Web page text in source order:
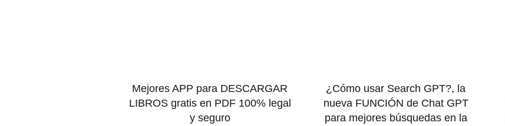
Mejores APP para DESCARGAR
LIBROS gratis en PDF 100% legal
y seguro
¿Cómo usar Search GPT?, la
nueva FUNCIÓN de Chat GPT
para mejores búsquedas en la